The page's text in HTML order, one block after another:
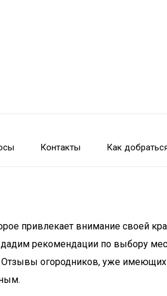
Контакты Как
привлекает внимание своей
рекомендации по выбору
огородников, уже